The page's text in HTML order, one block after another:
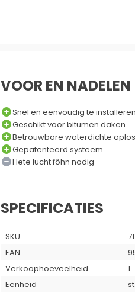
VOOR EN NADELEN
Snel en eenvoudig te installeren
Geschikt voor bitumen daken
Betrouwbare waterdichte
Gepatenteerd systeem
Hete lucht föhn nodig
SPECIFICATIES
SKU
EAN
Verkoophoeveelheid
1
Eenheid
st.